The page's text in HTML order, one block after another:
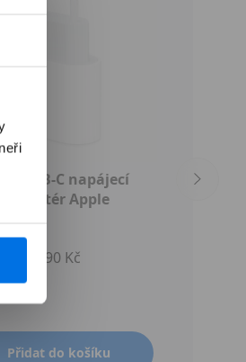
USB‑C napájecí
adaptér Apple
590 Kč
Přidat do košíku